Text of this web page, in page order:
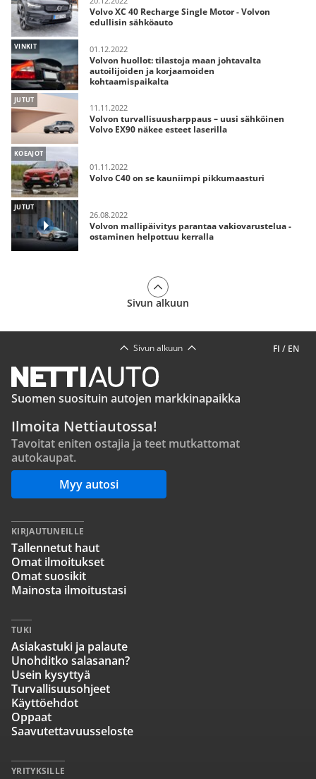
Volvo XC 40 Recharge Single Motor - Volvon
edullisin sähköauto
VINKIT 01.12.2022
Volvon huollot: tilastoja maan johtavalta
autoilijoiden ja korjaamoiden
kohtaamispaikalta
JUTUT
11.11.2022
Volvon turvallisuusharppaus – uusi sähköinen
Volvo EX90 näkee esteet laserilla
KOEAJOT
01.11.2022
Volvo C40 on se kauniimpi pikkumaasturi
JUTUT
26.08.2022
Volvon mallipäivitys parantaa vakiovarustelua -
ostaminen helpottuu kerralla
Sivun alkuun
FI / EN
Sivun alkuun
Suomen suosituin autojen markkinapaikka
Ilmoita Nettiautossa!
Tavoitat eniten ostajia ja teet mutkattomat
autokaupat.
Myy autosi
KIRJAUTUNEILLE
Tallennetut haut
Omat ilmoitukset
Omat suosikit
Mainosta ilmoitustasi
TUKI
Asiakastuki ja palaute
Unohditko salasanan?
Usein kysyttyä
Turvallisuusohjeet
Käyttöehdot
Oppaat
Saavutettavuusseloste
YRITYKSILLE